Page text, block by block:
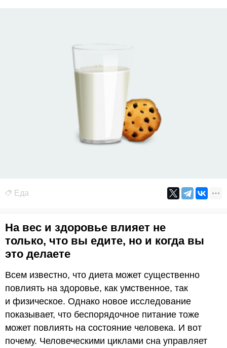
Еда
На вес и здоровье влияет не
только, что вы едите, но и когда вы
это делаете
Всем известно, что диета может существенно
повлиять на здоровье, как умственное, так
и физическое. Однако новое исследование
показывает, что беспорядочное питание тоже
может повлиять на состояние человека. И вот
почему. Человеческими циклами сна управляет